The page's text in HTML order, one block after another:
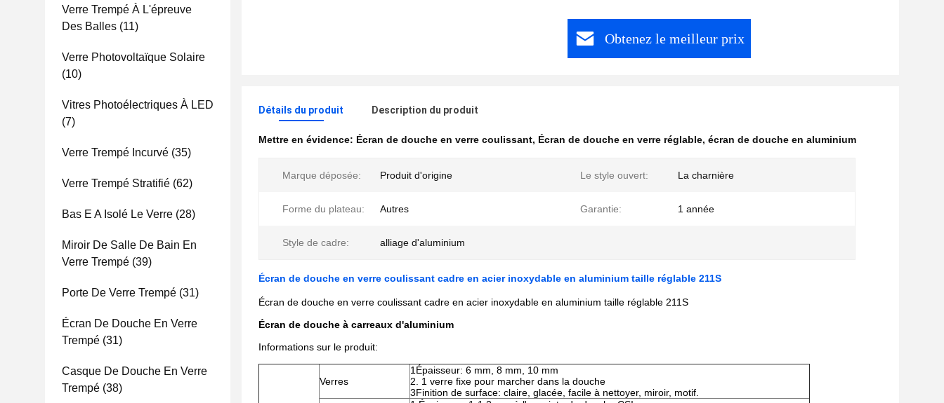
Verre Trempé À L'épreuve
Des Balles (11)
Verre Photovoltaïque Solaire
(10)
Vitres Photoélectriques À LED
(7)
Verre Trempé Incurvé (35)
Verre Trempé Stratifié (62)
Bas E A Isolé Le Verre (28)
Miroir De Salle De Bain En
Verre Trempé (39)
Porte De Verre Trempé (31)
Écran De Douche En Verre
Trempé (31)
Casque De Douche En Verre
Trempé (38)
Obtenez le meilleur prix
Détails du produit Description du produit
Mettre en évidence: Écran de douche en verre coulissant, Écran de douche en verre réglable, écran de douche en aluminium
Marque déposée: Produit d'origine Le style ouvert: La charnière
Forme du plateau: Autres Garantie: 1 année
Style de cadre: alliage d'aluminium
Écran de douche en verre coulissant cadre en acier inoxydable en aluminium taille réglable 211S
Écran de douche en verre coulissant cadre en acier inoxydable en aluminium taille réglable 211S
Écran de douche à carreaux d'aluminium
Informations sur le produit:
Verres
1Épaisseur: 6 mm, 8 mm, 10 mm
2. 1 verre fixe pour marcher dans la douche
3Finition de surface: claire, glacée, facile à nettoyer, miroir, motif.